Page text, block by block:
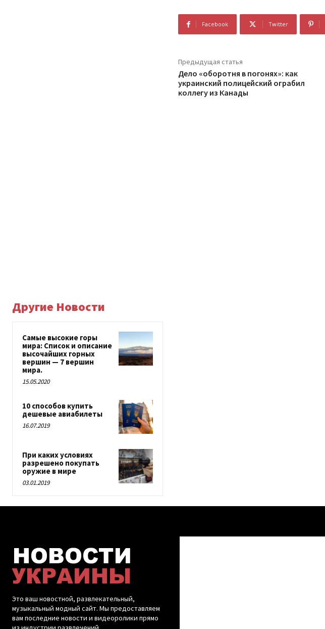
Facebook Twitter
Предыдущая статья
Дело «оборотня в погонях»: как
украинский полицейский ограбил
коллегу из Канады
Другие Новости
Самые высокие горы
мира: Список и описание
высочайших горных
вершин — 7 вершин
мира.
15.05.2020
10 способов купить
дешевые авиабилеты
16.07.2019
При каких условиях
разрешено покупать
оружие в мире
03.01.2019
Это ваш новостной, развлекательный,
музыкальный модный сайт. Мы предоставляем
вам последние новости и видеоролики прямо